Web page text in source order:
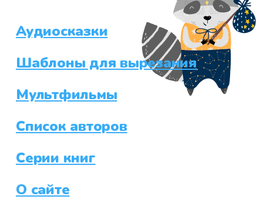
Аудиосказки
Шаблоны для вырезания
Мультфильмы
Список авторов
Серии книг
О сайте